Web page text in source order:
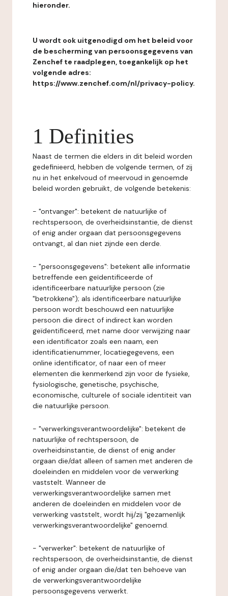
hieronder.
U wordt ook uitgenodigd om het beleid voor
de bescherming van persoonsgegevens van
Zenchef te raadplegen, toegankelijk op het
volgende adres:
https://www.zenchef.com/nl/privacy-policy.
1 Definities
Naast de termen die elders in dit beleid worden
gedefinieerd, hebben de volgende termen, of zij
nu in het enkelvoud of meervoud in genoemde
beleid worden gebruikt, de volgende betekenis:
- "ontvanger": betekent de natuurlijke of
rechtspersoon, de overheidsinstantie, de dienst
of enig ander orgaan dat persoonsgegevens
ontvangt, al dan niet zijnde een derde.
- "persoonsgegevens": betekent alle informatie
betreffende een geïdentificeerde of
identificeerbare natuurlijke persoon (zie
"betrokkene"); als identificeerbare natuurlijke
persoon wordt beschouwd een natuurlijke
persoon die direct of indirect kan worden
geïdentificeerd, met name door verwijzing naar
een identificator zoals een naam, een
identificatienummer, locatiegegevens, een
online identificator, of naar een of meer
elementen die kenmerkend zijn voor de fysieke,
fysiologische, genetische, psychische,
economische, culturele of sociale identiteit van
die natuurlijke persoon.
- "verwerkingsverantwoordelijke": betekent de
natuurlijke of rechtspersoon, de
overheidsinstantie, de dienst of enig ander
orgaan die/dat alleen of samen met anderen de
doeleinden en middelen voor de verwerking
vaststelt. Wanneer de
verwerkingsverantwoordelijke samen met
anderen de doeleinden en middelen voor de
verwerking vaststelt, wordt hij/zij "gezamenlijk
verwerkingsverantwoordelijke" genoemd.
- "verwerker": betekent de natuurlijke of
rechtspersoon, de overheidsinstantie, de dienst
of enig ander orgaan die/dat ten behoeve van
de verwerkingsverantwoordelijke
persoonsgegevens verwerkt.